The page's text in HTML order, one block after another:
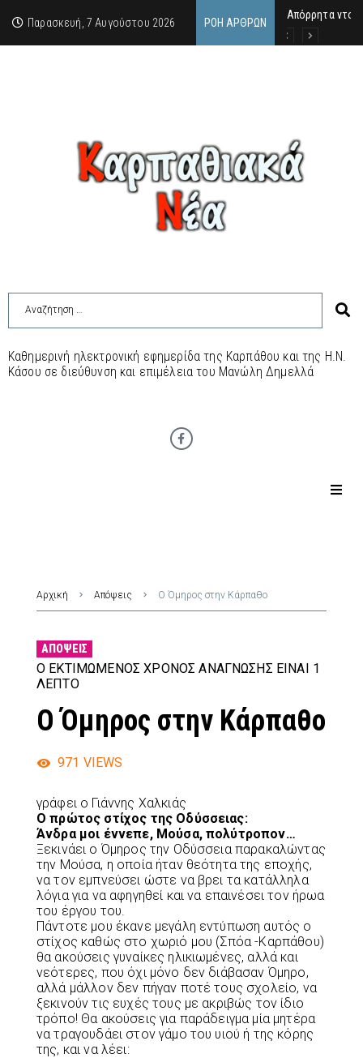
Παρασκευή, 7 Αυγούστου 2026 ΡΟΉ ΆΡΘΡΩΝ
Απόρρητα
Μανώλης
Σαν σήμερα
Καθημερινή ηλεκτρονική εφημερίδα της Καρπάθου και της Η.Ν.
Κάσου σε διεύθυνση και επιμέλεια του Μανώλη Δημελλά
Αρχική Απόψεις Ο Όμηρος στην Κάρπαθο
ΑΠΌΨΕΙΣ
Ο ΕΚΤΙΜΏΜΕΝΟΣ ΧΡΌΝΟΣ ΑΝΆΓΝΩΣΗΣ ΕΊΝΑΙ 1
ΛΕΠΤΌ
Ο Όμηρος στην Κάρπαθο
971 VIEWS
γράφει ο Γιάννης Χαλκιάς
Ο πρώτος στίχος της Οδύσσειας:
Άνδρα μοι έννεπε, Μούσα, πολύτροπον…
Ξεκινάει ο Όμηρος την Οδύσσεια παρακαλώντας
την Μούσα, η οποία ήταν θεότητα της εποχής,
να τον εμπνεύσει ώστε να βρει τα κατάλληλα
λόγια για να αφηγηθεί και να επαινέσει τον ήρωα
του έργου του.
Πάντοτε μου έκανε μεγάλη εντύπωση αυτός ο
στίχος καθώς στο χωριό μου (Σπόα -Καρπάθου)
θα ακούσεις γυναίκες ηλικιωμένες, αλλά και
νεότερες, που όχι μόνο δεν διάβασαν Όμηρο,
αλλά μάλλον δεν πήγαν ποτέ τους σχολείο, να
ξεκινούν τις ευχές τους με ακριβώς τον ίδιο
τρόπο! Θα ακούσεις για παράδειγμα μία μητέρα
να τραγουδάει στον γάμο του υιού ή της κόρης
της, και να λέει: